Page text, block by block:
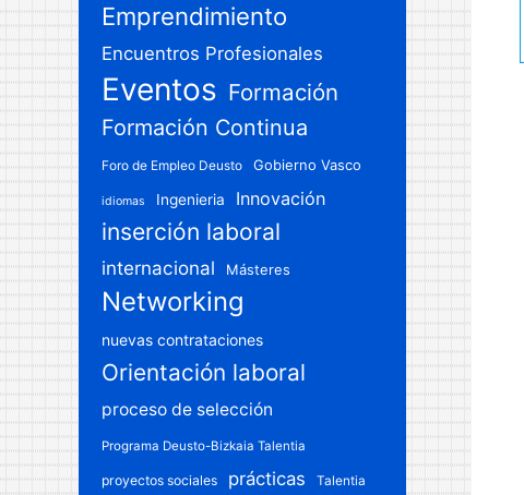
Emprendimiento
Encuentros Profesionales
Eventos Formación
Formación Continua
Foro de Empleo Deusto Gobierno Vasco
idiomas Ingenieria Innovación
inserción laboral
internacional Másteres
Networking
nuevas contrataciones
Orientación laboral
proceso de selección
Programa Deusto-Bizkaia Talentia
proyectos sociales prácticas Talentia